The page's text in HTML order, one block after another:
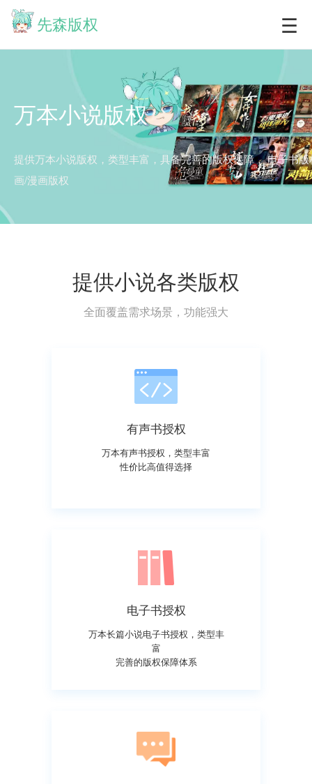
先森版权 ☰
万本小说版权
提供万本小说版权，类型丰富，具备完善的版权保障，电子书版
画/漫画版权
提供小说各类版权
全面覆盖需求场景，功能强大
有声书授权
万本有声书授权，类型丰富
性价比高值得选择
电子书授权
万本长篇小说电子书授权，类型丰
富
完善的版权保障体系